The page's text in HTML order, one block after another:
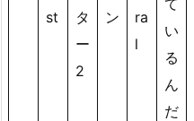
st
タ
ー
2
ン
ra
l
い
る
ん
だ